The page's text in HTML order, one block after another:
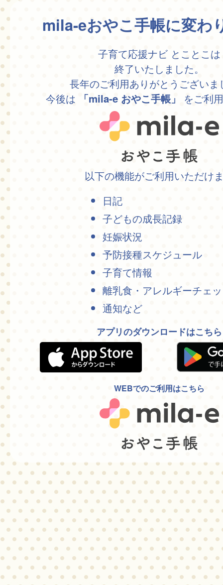
mila-eおやこ手帳に変わ
子育て応援ナビ とことこは
終了いたしました。
長年のご利用ありがとうございま
今後は
「mila-e おやこ手帳」 をご利
以下の機能がご利用いただけ
日記
子どもの成長記録
妊娠状況
予防接種スケジュール
子育て情報
離乳食・アレルギーチェ
通知など
アプリのダウンロードはこちら
WEBでのご利用はこちら